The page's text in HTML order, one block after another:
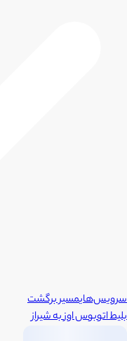
سرویس‌هایمسیر برگشت
بلیط اتوبوساوزبهشیراز